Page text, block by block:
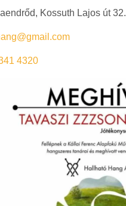
Kossuth Lajos út 32.
4320